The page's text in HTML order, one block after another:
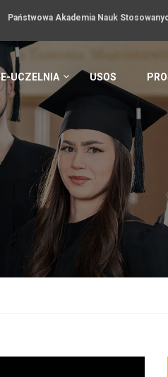
Państwowa Akademia Nauk
E-UCZELNIA USOS